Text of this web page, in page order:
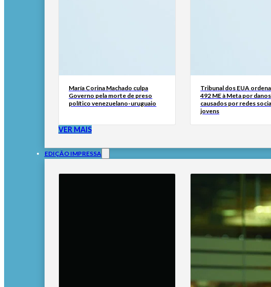
María Corina Machado culpa
Governo pela morte de preso
político venezuelano-uruguaio
Tribunal dos EUA
492 ME à Meta por danos
causados por redes
jovens
VER MAIS
EDIÇÃO IMPRESSA